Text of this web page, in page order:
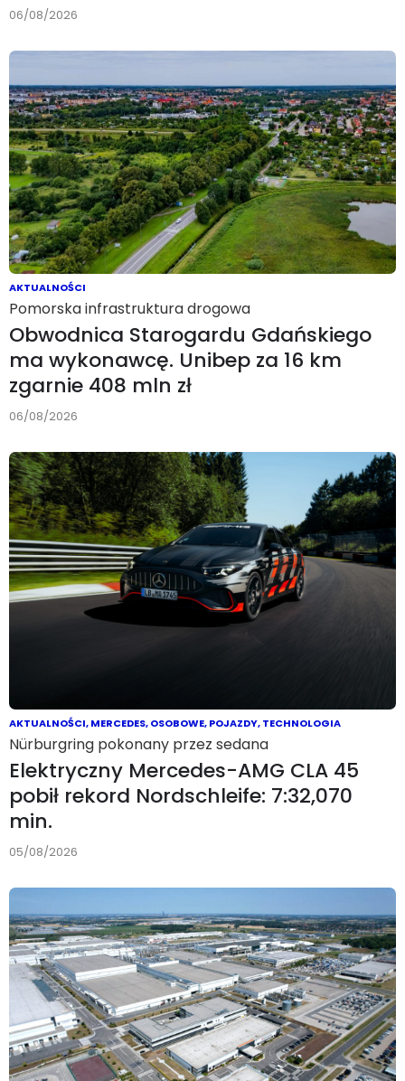
06/08/2026
AKTUALNOŚCI
Pomorska infrastruktura drogowa
Obwodnica Starogardu Gdańskiego
ma wykonawcę. Unibep za 16 km
zgarnie 408 mln zł
06/08/2026
AKTUALNOŚCI,MERCEDES,OSOBOWE,POJAZDY,TECHNOLOGIA
Nürburgring pokonany przez sedana
Elektryczny Mercedes-AMG CLA 45
pobił rekord Nordschleife: 7:32,070
min.
05/08/2026